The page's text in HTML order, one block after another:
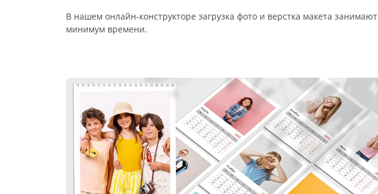
В нашем онлайн-конструкторе загрузка фото и верстка макета занимают
минимум времени.